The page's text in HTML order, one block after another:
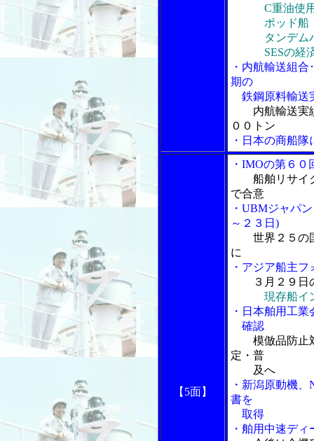
C重油使用
ポッド船「
タンデムハ
SESの経済
・内航輸送組
期の
鉄鋼原料輸送
内航輸送実
００トン
・日本の商船
【5面】
・IMOの第６
船舶リサイ
で合意
・UBMジャパ
～２３日)
世界２５の
に
・アジア船主
３月２９日
現存船イ
・日本舶用工
確認
模倣品防止
定・普
及へ
・新潟原動機
書を
取得
・舶用中速デ